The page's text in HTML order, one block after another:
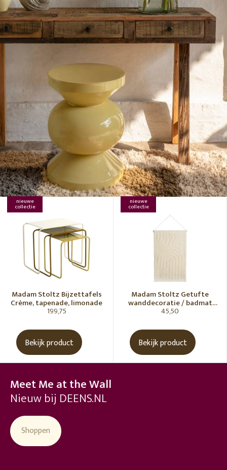
nieuwe
collectie
Madam Stoltz Bijzettafels
Crème, tapenade, limonade
199,75
Bekijk product
nieuwe
collectie
Madam Stoltz Getufte
wanddecoratie / badmat
Vanille
45,50
Bekijk product
Meet Me at the Wall
Nieuw bij DEENS.NL
Shoppen